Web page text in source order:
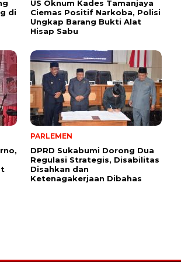
di
US Oknum Kades Tamanjaya
Ciemas Positif Narkoba, Polisi
Ungkap Barang Bukti Alat
Hisap Sabu
PARLEMEN
DPRD Sukabumi Dorong Dua
Regulasi Strategis, Disabilitas
Disahkan dan
Ketenagakerjaan Dibahas